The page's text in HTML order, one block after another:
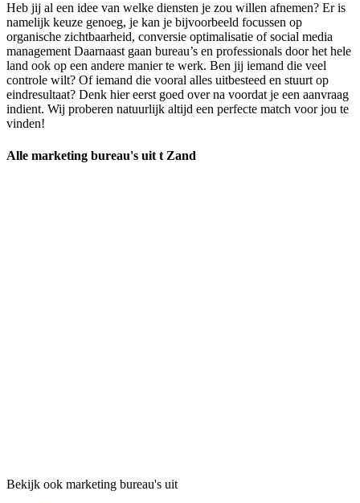
Heb jij al een idee van welke diensten je zou willen afnemen? Er is
namelijk keuze genoeg, je kan je bijvoorbeeld focussen op
organische zichtbaarheid, conversie optimalisatie of social media
management Daarnaast gaan bureau’s en professionals door het hele
land ook op een andere manier te werk. Ben jij iemand die veel
controle wilt? Of iemand die vooral alles uitbesteed en stuurt op
eindresultaat? Denk hier eerst goed over na voordat je een aanvraag
indient. Wij proberen natuurlijk altijd een perfecte match voor jou te
vinden!
Alle marketing bureau's uit t Zand
Bekijk ook marketing bureau's uit